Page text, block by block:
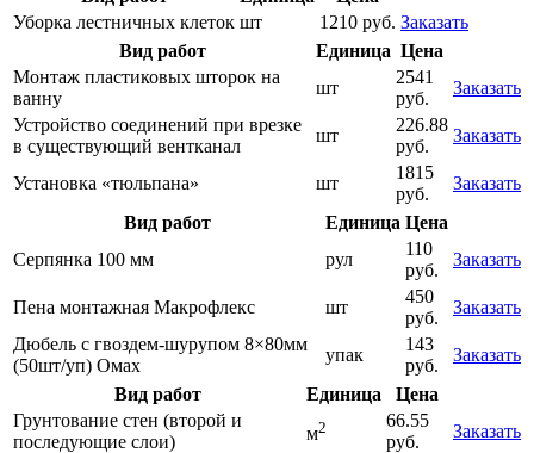
Уборка лестничных клеток шт 1210 руб. Заказать
Вид работ
Единица Цена
Монтаж пластиковых шторок на
ванну
шт
2541
руб.
Заказать
Устройство соединений при врезке
в существующий вентканал
шт
226.88
руб.
Заказать
Установка «тюльпана» шт
1815
руб.
Заказать
Вид работ
Единица Цена
Серпянка 100 мм
рул
110
руб.
Заказать
Пена монтажная Макрофлекс шт
450
руб.
Заказать
Дюбель с гвоздем-шурупом 8×80мм
(50шт/уп) Омах
упак
143
руб.
Заказать
Вид работ
Единица
Цена
Грунтование стен (второй и
последующие слои)
м2
66.55
руб.
Заказать